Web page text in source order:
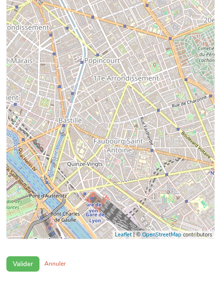
Leaflet| ©OpenStreetMap contributors
Valider Annuler